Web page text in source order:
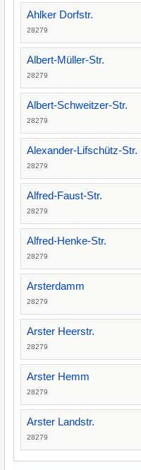
Ahlker Dorfstr.
28279
Albert-Müller-Str.
28279
Albert-Schweitzer-Str.
28279
Alexander-Lifschütz-Str.
28279
Alfred-Faust-Str.
28279
Alfred-Henke-Str.
28279
Arsterdamm
28279
Arster Heerstr.
28279
Arster Hemm
28279
Arster Landstr.
28279